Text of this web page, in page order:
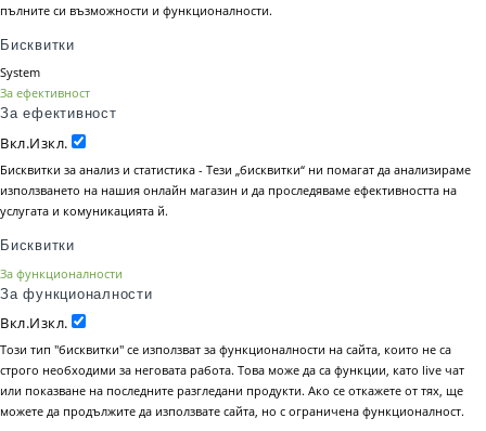
пълните си възможности и функционалности.
Бисквитки
System
За ефективност
За ефективност
Вкл.Изкл.
Бисквитки за анализ и статистика - Тези „бисквитки“ ни помагат да анализираме
използването на нашия онлайн магазин и да проследяваме ефективността на
услугата и комуникацията й.
Бисквитки
За функционалности
За функционалности
Вкл.Изкл.
Този тип "бисквитки" се използват за функционалности на сайта, които не са
строго необходими за неговата работа. Това може да са функции, като live чат
или показване на последните разгледани продукти. Ако се откажете от тях, ще
можете да продължите да използвате сайта, но с ограничена функционалност.